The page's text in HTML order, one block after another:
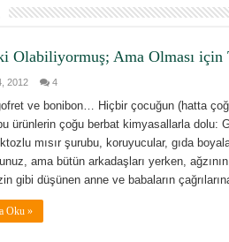
Olabiliyormuş; Ama Olması için
2012 4
ve bonibon… Hiçbir çocuğun (hatta
ürünlerin çoğu berbat kimyasallarla dolu:
mısır şurubu, koruyucular, gıda
ama bütün arkadaşları yerken,
gibi düşünen anne ve babaların
Oku »